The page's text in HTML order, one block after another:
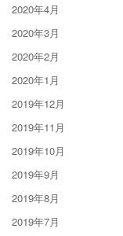
2020年4月
2020年3月
2020年2月
2020年1月
2019年12月
2019年11月
2019年10月
2019年9月
2019年8月
2019年7月